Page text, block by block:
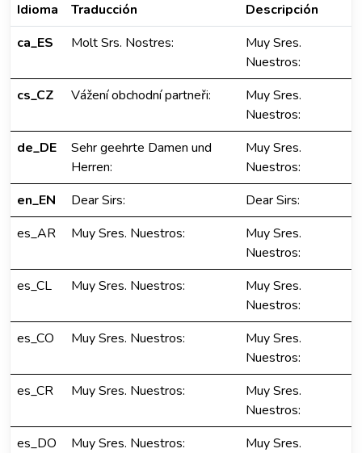
Idioma Traducción
Descripción
ca_ES
Molt Srs. Nostres:
Muy Sres.
Nuestros:
cs_CZ
Vážení obchodní partneři:
Muy Sres.
Nuestros:
de_DE
Sehr geehrte Damen und
Herren:
Muy Sres.
Nuestros:
en_EN
Dear Sirs:
Dear Sirs:
es_AR
Muy Sres. Nuestros:
Muy Sres.
Nuestros:
es_CL
Muy Sres. Nuestros:
Muy Sres.
Nuestros:
es_CO
Muy Sres. Nuestros:
Muy Sres.
Nuestros:
es_CR
Muy Sres. Nuestros:
Muy Sres.
Nuestros:
es_DO
Muy Sres. Nuestros:
Muy Sres.